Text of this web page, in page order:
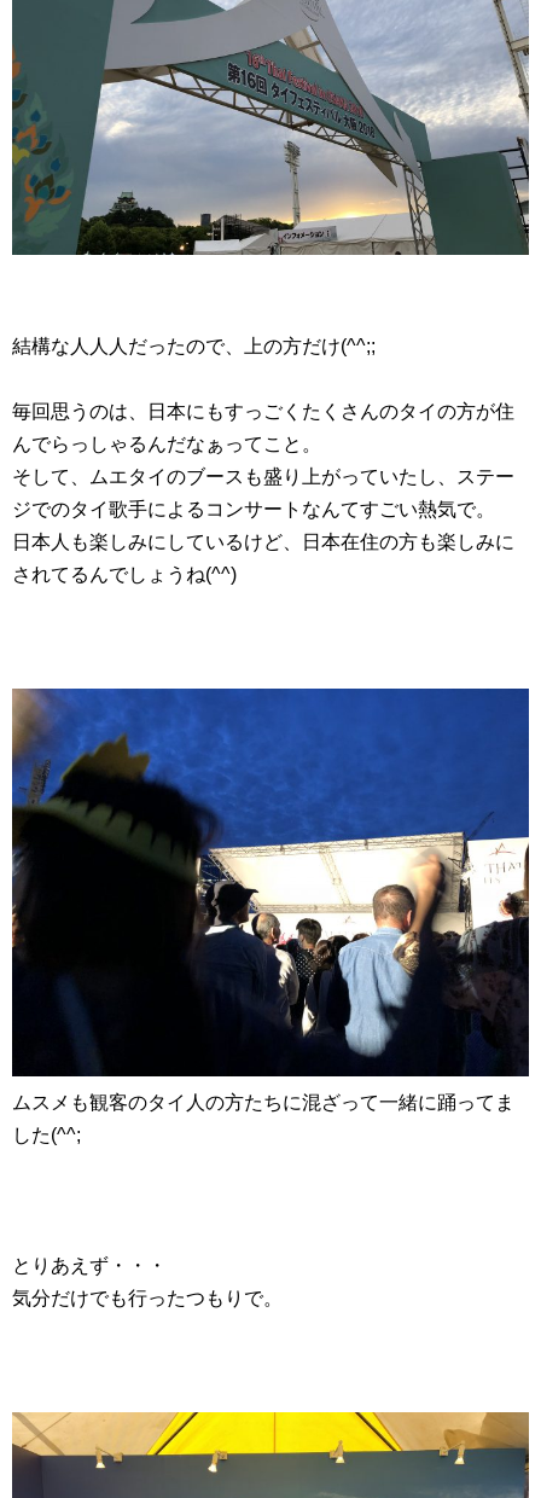
結構な人人人だったので、上の方だけ(^^;;
毎回思うのは、日本にもすっごくたくさんのタイの方が住
んでらっしゃるんだなぁってこと。
そして、ムエタイのブースも盛り上がっていたし、ステー
ジでのタイ歌手によるコンサートなんてすごい熱気で。
日本人も楽しみにしているけど、日本在住の方も楽しみに
されてるんでしょうね(^^)
ムスメも観客のタイ人の方たちに混ざって一緒に踊ってま
した(^^;
とりあえず・・・
気分だけでも行ったつもりで。